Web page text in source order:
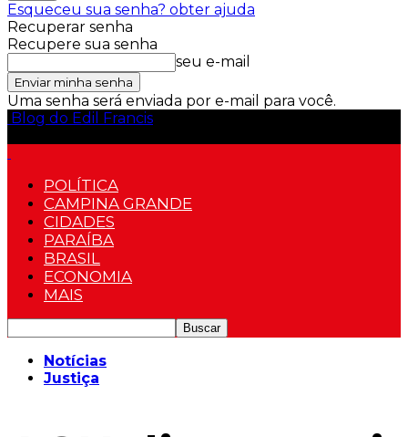
Esqueceu sua senha? obter ajuda
Recuperar senha
Recupere sua senha
seu e-mail
Uma senha será enviada por e-mail para você.
Blog do Edil Francis
POLÍTICA
CAMPINA GRANDE
CIDADES
PARAÍBA
BRASIL
ECONOMIA
MAIS
Notícias
Justiça